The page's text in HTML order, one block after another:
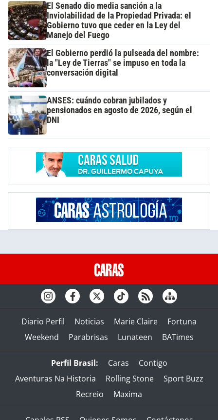
El Senado dio media sanción a la
Inviolabilidad de la Propiedad Privada: el
Gobierno tuvo que ceder en la Ley del
Manejo del Fuego
El Gobierno perdió la pulseada del nombre:
la "Ley de Tierras" se impuso en toda la
conversación digital
ANSES: cuándo cobran jubilados y
pensionados en agosto de 2026, según el
DNI
Diario Perfil Noticias Marie Claire
Fortuna
Weekend
Parabrisas Lunateen BATimes
Perfil Brasil: Caras
Contigo
Aventuras Na Historia
Rolling Stone
Sport Buzz
Recreio
Maxima